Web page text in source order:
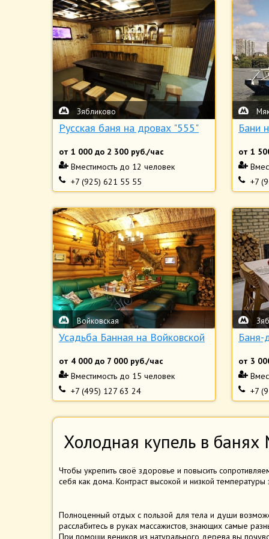
Зябликово
Русская баня на дровах "555"
от 1 000 до 2 300 руб./час
Вместимость до 12 человек
+7 (925) 621 55 55
Бани
от 1
+7
Войковская
Усадьба Банная на Войковской
от 4 000 до 7 000 руб./час
Вместимость до 15 человек
+7 (495) 127 63 24
Баня-
от 3
+7
Холодная купель в
Чтобы укрепить своё здоровье и повысить
себя как дома. Контраст высокой и низкой
Полноценный отдых с пользой для тела и души
расслабитесь в руках массажистов, знающих самые
При помощи веников из натурального дерева вы